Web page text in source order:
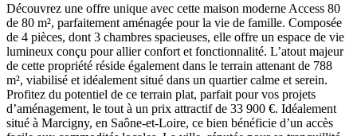
Découvrez une offre unique avec cette maison moderne Access 80
de 80 m², parfaitement aménagée pour la vie de famille. Composée
de 4 pièces, dont 3 chambres spacieuses, elle offre un espace de vie
lumineux conçu pour allier confort et fonctionnalité. L’atout majeur
de cette propriété réside également dans le terrain attenant de 788
m², viabilisé et idéalement situé dans un quartier calme et serein.
Profitez du potentiel de ce terrain plat, parfait pour vos projets
d’aménagement, le tout à un prix attractif de 33 900 €. Idéalement
situé à Marcigny, en Saône-et-Loire, ce bien bénéficie d’un accès